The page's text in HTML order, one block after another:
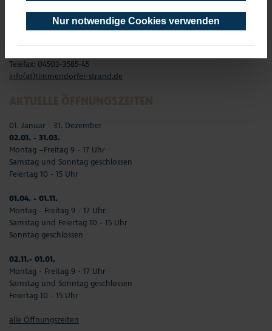
Nur notwendige Cookies verwenden
Timmendorfer Platz 10
Telefax: 04503-3585-45
info(at)timmendorfer-strand.de
01. Januar - 31. Dezember
02.01. - 31.03.
Montag –Freitag 9 - 17 Uhr
Samstag und Sonntag geschlossen
Feiertag 10 - 15 Uhr
01.04. - 01.11.
Montag - Freitag 9 - 17 Uhr
Samstag und Feiertag 10 - 15 Uhr
Sonntag geschlossen
02.11.- 01.01.
Montag - Freitag 9 - 17 Uhr
Samstag und Sonntag geschlossen
Feiertag 10 - 15 Uhr
alle Öffnungszeiten